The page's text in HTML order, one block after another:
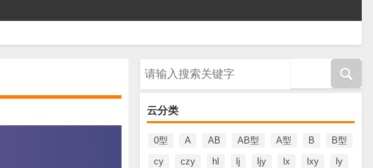
云分类
0型 A AB AB型 A型 B
B型
cy
czy hl lj ljy lx lxy
ly